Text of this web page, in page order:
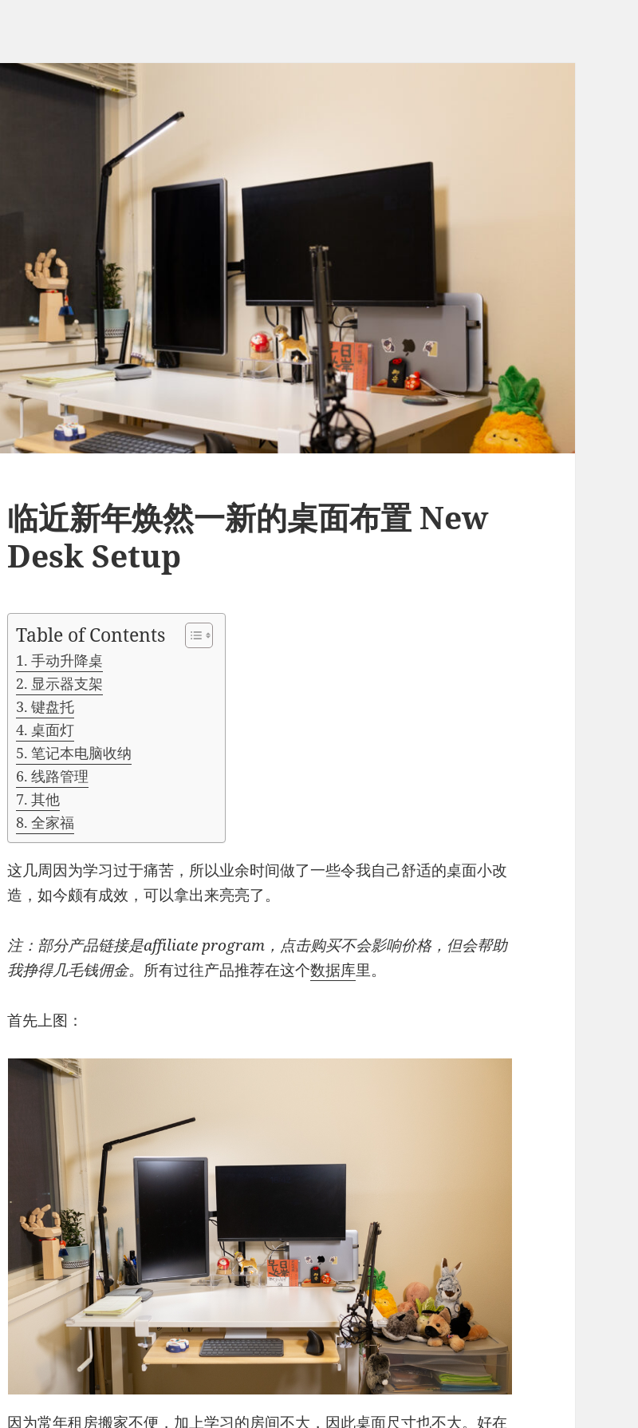
临近新年焕然一新的桌面布置 New
Desk Setup
Table of Contents
手动升降桌
显示器支架
键盘托
桌面灯
笔记本电脑收纳
线路管理
其他
全家福
这几周因为学习过于痛苦，所以业余时间做了一些令我自己舒适的桌面小改
造，如今颇有成效，可以拿出来亮亮了。
注：部分产品链接是affiliate program，点击购买不会影响价格，但会帮助
我挣得几毛钱佣金。 所有过往产品推荐在这个数据库里。
首先上图：
因为常年租房搬家不便，加上学习的房间不大，因此桌面尺寸也不大。好在